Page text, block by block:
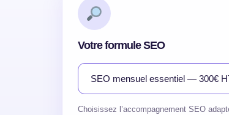
Votre formule SEO
Choisissez l’accompagnement SEO